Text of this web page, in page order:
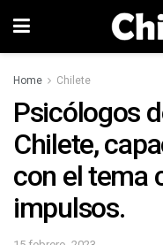
Home Chilete
Psicólogos
Chilete,
con el tema
impulsos.